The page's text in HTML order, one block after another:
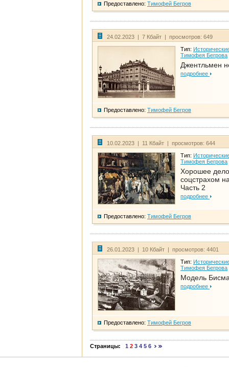
Предоставлено: Тимофей Бегров
24.02.2023 | 7 Кбайт | просмотров: 649
Тип:
Тимофея Бегрова
Джентльмен
подробнее
Предоставлено: Тимофей Бегров
10.02.2023 | 11 Кбайт | просмотров: 644
Тип:
Тимофея Бегрова
Хорошее дело
соцстрахом
Часть 2
подробнее
Предоставлено: Тимофей Бегров
26.01.2023 | 10 Кбайт | просмотров: 4401
Тип:
Тимофея Бегрова
Модель
подробнее
Предоставлено: Тимофей Бегров
Страницы: 1 2 3 4 5 6